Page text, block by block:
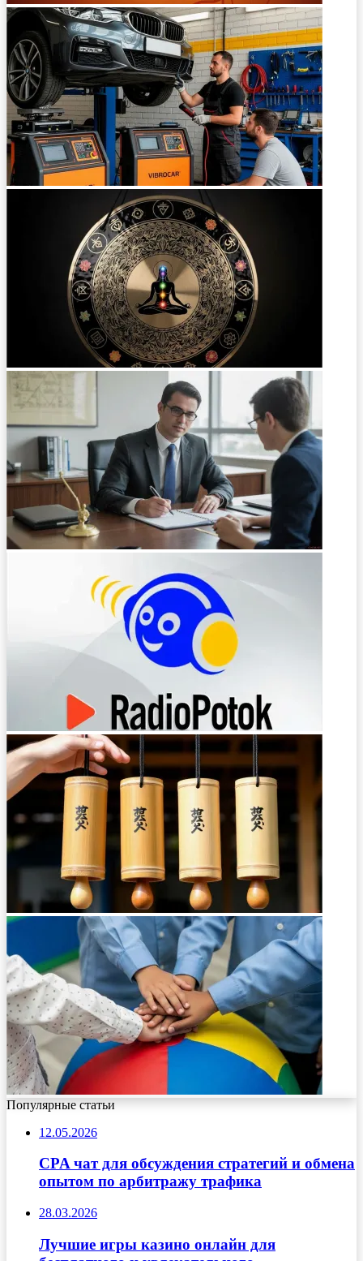
Популярные статьи
12.05.2026
CPA чат для обсуждения стратегий и обмена
опытом по арбитражу трафика
28.03.2026
Лучшие игры казино онлайн для